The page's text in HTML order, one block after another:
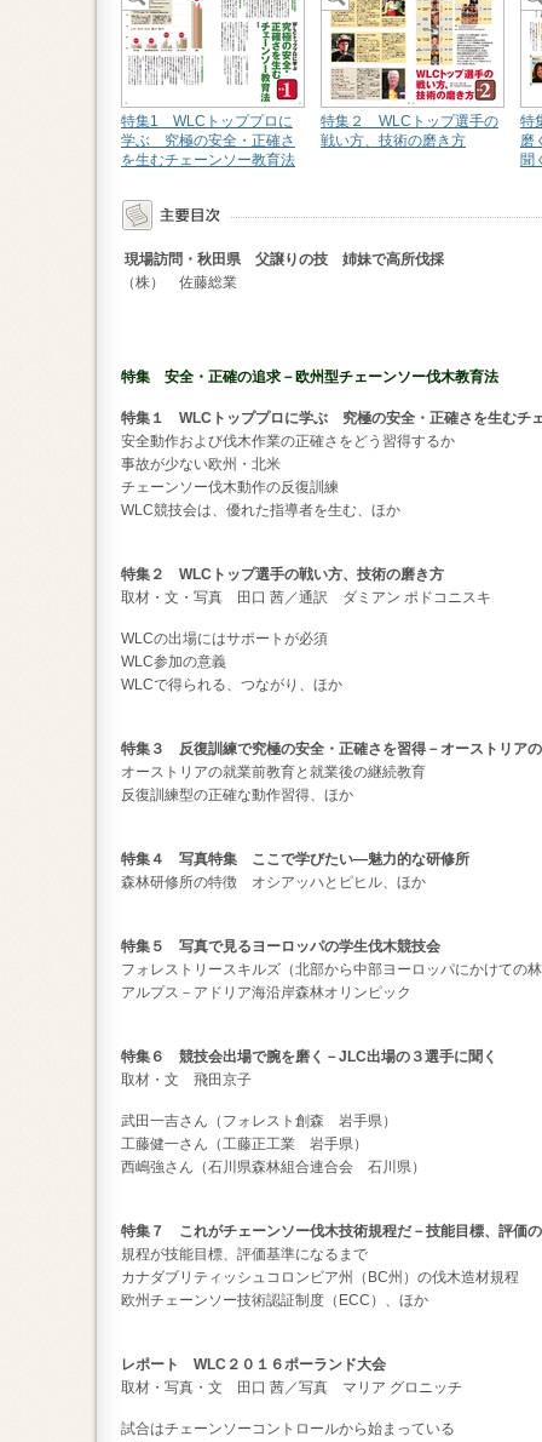
特集1 WLCトッププロに
学ぶ 究極の安全・正確さ
を生むチェーンソー教育法
特集２ WLCトップ選手の
戦い方、技術の磨き方
特
磨
聞
現場訪問・秋田県 父譲りの技 姉妹で高所伐採
（株） 佐藤総業
特集 安全・正確の追求－欧州型チェーンソー伐木教育法
特集１ WLCトッププロに学ぶ 究極の安全・正確さを生むチ
安全動作および伐木作業の正確さをどう習得するか
事故が少ない欧州・北米
チェーンソー伐木動作の反復訓練
WLC競技会は、優れた指導者を生む、ほか
特集２ WLCトップ選手の戦い方、技術の磨き方
取材・文・写真 田口 茜／通訳 ダミアン ポドコニスキ
WLCの出場にはサポートが必須
WLC参加の意義
WLCで得られる、つながり、ほか
特集３ 反復訓練で究極の安全・正確さを習得－オーストリア
オーストリアの就業前教育と就業後の継続教育
反復訓練型の正確な動作習得、ほか
特集４ 写真特集 ここで学びたい―魅力的な研修所
森林研修所の特徴 オシアッハとピヒル、ほか
特集５ 写真で見るヨーロッパの学生伐木競技会
フォレストリースキルズ（北部から中部ヨーロッパにかけての
アルプス－アドリア海沿岸森林オリンピック
特集６ 競技会出場で腕を磨く－JLC出場の３選手に聞く
取材・文 飛田京子
武田一吉さん（フォレスト創森 岩手県）
工藤健一さん（工藤正工業 岩手県）
西嶋強さん（石川県森林組合連合会 石川県）
特集７ これがチェーンソー伐木技術規程だ－技能目標、評価
規程が技能目標、評価基準になるまで
カナダブリティッシュコロンビア州（BC州）の伐木造材規程
欧州チェーンソー技術認証制度（ECC）、ほか
レポート WLC２０１６ポーランド大会
取材・写真・文 田口 茜／写真 マリア グロニッチ
試合はチェーンソーコントロールから始まっている